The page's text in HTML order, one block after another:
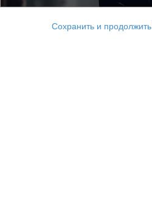
Сохранить и продолжить